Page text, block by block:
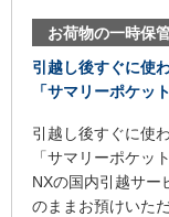
お荷物の一時保
引越し後すぐに使
「サマリーポケット
引越し後すぐに使
「サマリーポケッ
NXの国内引越サー
のままお預けいただ